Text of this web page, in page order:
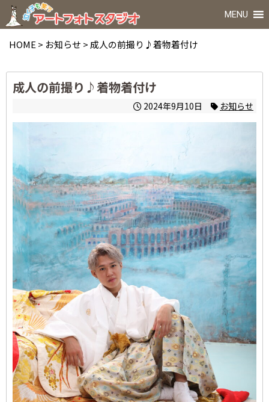
MENU
HOME > お知らせ > 成人の前撮り♪着物着付け
成人の前撮り♪着物着付け
2024年9月10日 お知らせ